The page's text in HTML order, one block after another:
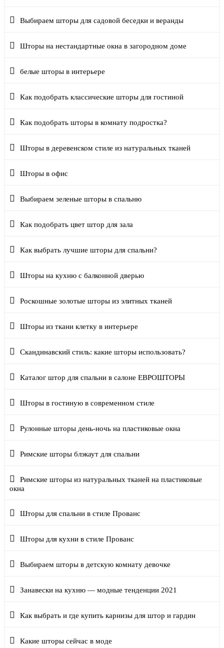
Выбираем шторы для садовой беседки и веранды
Шторы на нестандартные окна в загородном доме
белые шторы в интерьере
Как подобрать классические шторы для гостиной
Как подобрать шторы в комнату подростка?
Шторы в деревенском стиле из натуральных тканей
Шторы в офис
Выбираем зеленые шторы в спальню
Как подобрать цвет штор для зала
Как выбрать лучшие шторы для спальни?
Шторы на кухню с балконной дверью
Роскошные золотые шторы из элитных тканей
Шторы из ткани клетку в интерьере
Скандинавский стиль: какие шторы использовать?
Каталог штор для спальни в салоне ЕВРОШТОРЫ
Шторы в гостиную в современном стиле
Рулонные шторы день-ночь на пластиковые окна
Римские шторы блэкаут для спальни
Римские шторы из натуральных тканей на пластиковые
окна
Шторы для спальни в стиле Прованс
Шторы для кухни в стиле Прованс
Выбираем шторы в детскую комнату девочке
Занавески на кухню — модные тенденции 2021
Как выбрать и где купить карнизы для штор и гардин
Какие шторы сейчас в моде